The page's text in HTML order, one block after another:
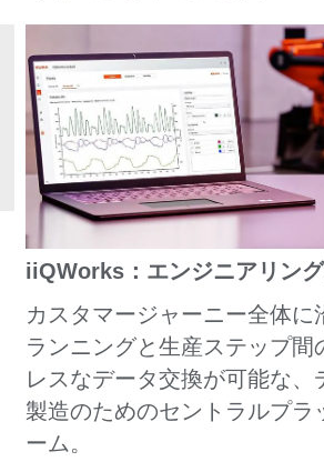
iiQWorks：エンジニアリン
カスタマージャーニー全体に
ランニングと生産ステップ間
レスなデータ交換が可能な、
製造のためのセントラルプラ
ーム。